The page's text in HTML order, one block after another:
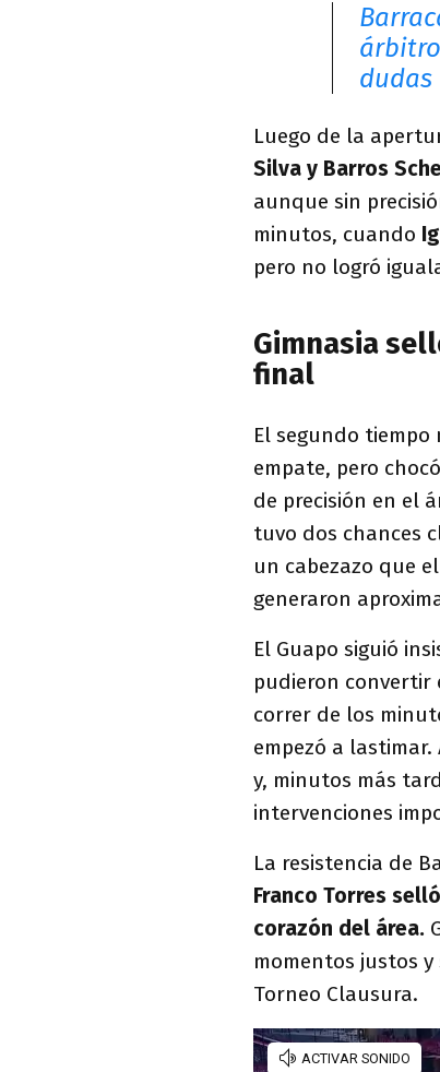
dudas
Luego de la
Silva y Barros
aunque sin
minutos, cuando
pero no logró
Gimnasia
final
El segundo
empate, pero
de precisión en el
tuvo dos chances
un cabezazo que
generaron
El Guapo siguió
pudieron convertir
correr de los
empezó a
y, minutos más
intervenciones
La resistencia de
Franco Torres
corazón del área.
momentos justos
Torneo Clausura.